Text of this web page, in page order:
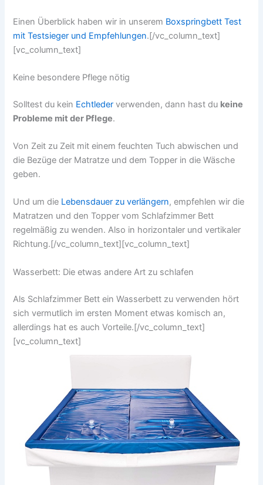
Einen Überblick haben wir in unserem Boxspringbett Test
mit Testsieger und Empfehlungen.[/vc_column_text]
[vc_column_text]
Keine besondere Pflege nötig
Solltest du kein Echtleder verwenden, dann hast du keine
Probleme mit der Pflege.
Von Zeit zu Zeit mit einem feuchten Tuch abwischen und
die Bezüge der Matratze und dem Topper in die Wäsche
geben.
Und um die Lebensdauer zu verlängern, empfehlen wir die
Matratzen und den Topper vom Schlafzimmer Bett
regelmäßig zu wenden. Also in horizontaler und vertikaler
Richtung.[/vc_column_text][vc_column_text]
Wasserbett: Die etwas andere Art zu schlafen
Als Schlafzimmer Bett ein Wasserbett zu verwenden hört
sich vermutlich im ersten Moment etwas komisch an,
allerdings hat es auch Vorteile.[/vc_column_text]
[vc_column_text]